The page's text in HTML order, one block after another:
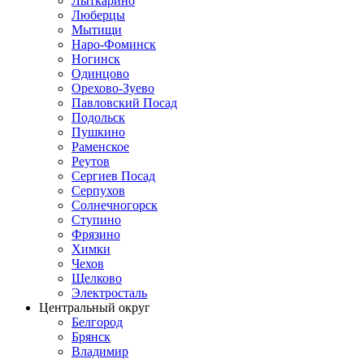
Люберцы
Мытищи
Наро-Фоминск
Ногинск
Одинцово
Орехово-Зуево
Павловский Посад
Подольск
Пушкино
Раменское
Реутов
Сергиев Посад
Серпухов
Солнечногорск
Ступино
Фрязино
Химки
Чехов
Щелково
Электросталь
Центральный округ
Белгород
Брянск
Владимир